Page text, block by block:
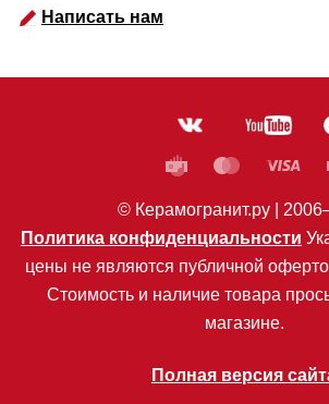
Написать нам
© Керамогранит.ру | 2006
Политика конфиденциальности
цены не являются публичной
Стоимость и наличие товара
магазине.
Полная версия